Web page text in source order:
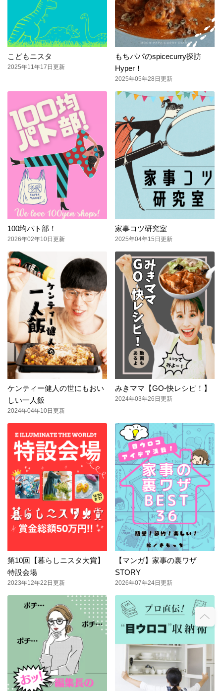
こどもニスタ
2025年11年17日更新
もちパパのspicecurry探訪
Hyper！
2025年05年28日更新
100均パト部！
2026年02年10日更新
家事コツ研究室
2025年04年15日更新
ケンティー健人の世にもおい
しい一人飯
2024年04年10日更新
みきママ【GO-快レシピ！】
2024年03年26日更新
第10回【暮らしニスタ大賞】
特設会場
2023年12年22日更新
【マンガ】家事の裏ワザ
STORY
2026年07年24日更新